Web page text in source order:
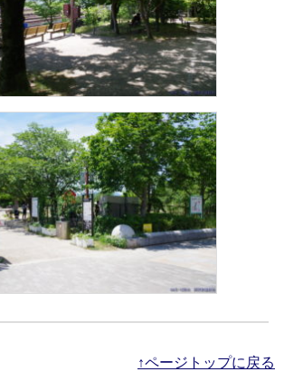
↑ページトップに戻る